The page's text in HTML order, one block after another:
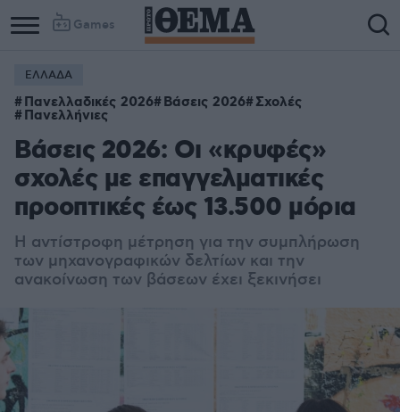
Games
ΕΛΛΑΔΑ
Πανελλαδικές 2026 Βάσεις 2026 Σχολές
Πανελλήνιες
Βάσεις 2026: Οι «κρυφές»
σχολές με επαγγελματικές
προοπτικές έως 13.500 μόρια
Η αντίστροφη μέτρηση για την συμπλήρωση
των μηχανογραφικών δελτίων και την
ανακοίνωση των βάσεων έχει ξεκινήσει